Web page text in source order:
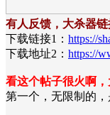
有人反馈，大杀器
下载链接1： https://
下载地址2： https://
看这个帖子很火啊
第一个，无限制的